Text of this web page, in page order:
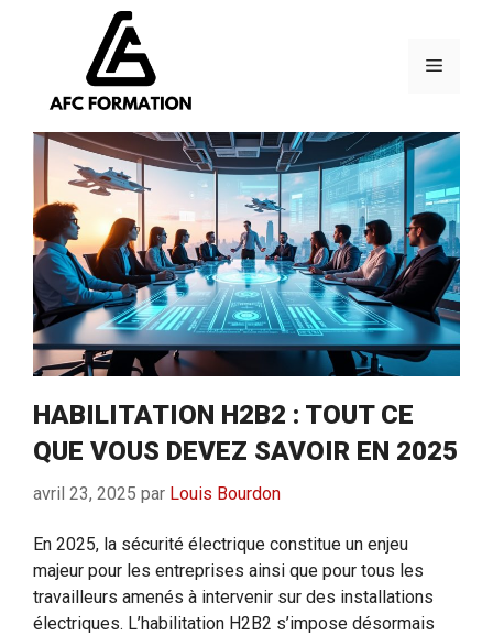
Menu
HABILITATION H2B2 : TOUT CE
QUE VOUS DEVEZ SAVOIR EN 2025
avril 23, 2025 par Louis Bourdon
En 2025, la sécurité électrique constitue un enjeu
majeur pour les entreprises ainsi que pour tous les
travailleurs amenés à intervenir sur des installations
électriques. L’habilitation H2B2 s’impose désormais